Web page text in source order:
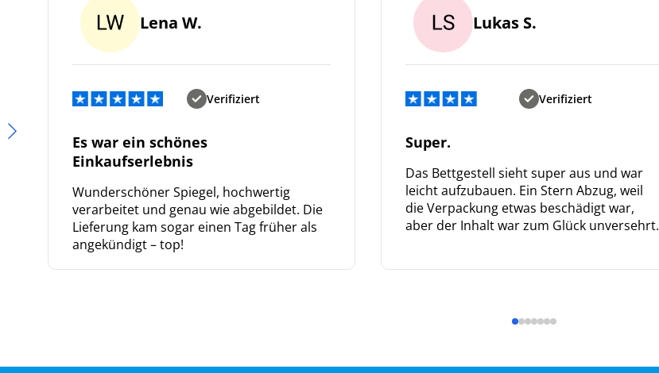
Lena W.
Verifiziert
Es war ein schönes
Einkaufserlebnis
Wunderschöner Spiegel, hochwertig
verarbeitet und genau wie abgebildet. Die
Lieferung kam sogar einen Tag früher als
angekündigt – top!
Lukas S.
Verifiziert
Super.
Das Bettgestell sieht super aus und war
leicht aufzubauen. Ein Stern Abzug, weil
die Verpackung etwas beschädigt war,
aber der Inhalt war zum Glück unversehrt.